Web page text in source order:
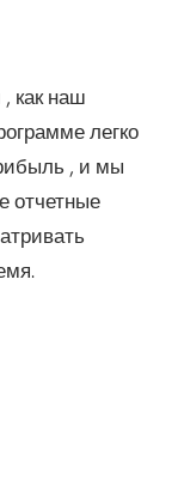
как наш
легко
, и мы
отчетные